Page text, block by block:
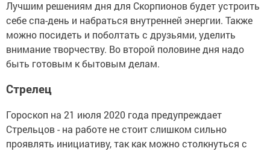
Лучшим решениям дня для Скорпионов будет устроить
себе спа-день и набраться внутренней энергии. Также
можно посидеть и поболтать с друзьями, уделить
внимание творчеству. Во второй половине дня надо
быть готовым к бытовым делам.
Стрелец
Гороскоп на 21 июля 2020 года предупреждает
Стрельцов - на работе не стоит слишком сильно
проявлять инициативу, так как можно столкнуться с